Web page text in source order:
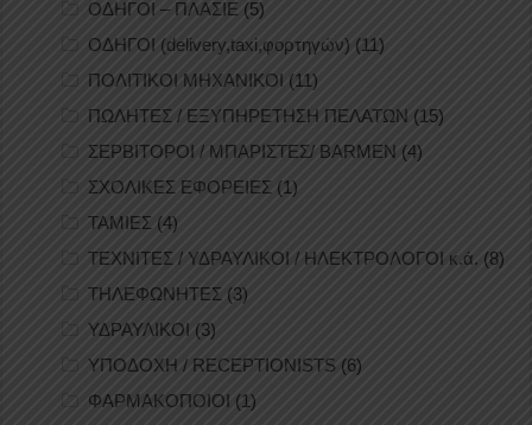
ΟΔΗΓΟΙ – ΠΛΑΣΙΕ (5)
ΟΔΗΓΟΙ (delivery,taxi,φορτηγών) (11)
ΠΟΛΙΤΙΚΟΙ ΜΗΧΑΝΙΚΟΙ (11)
ΠΩΛΗΤΕΣ / ΕΞΥΠΗΡΕΤΗΣΗ ΠΕΛΑΤΩΝ (15)
ΣΕΡΒΙΤΟΡΟΙ / ΜΠΑΡΙΣΤΕΣ/ BARMEN (4)
ΣΧΟΛΙΚΕΣ ΕΦΟΡΕΙΕΣ (1)
ΤΑΜΙΕΣ (4)
ΤΕΧΝΙΤΕΣ / ΥΔΡΑΥΛΙΚΟΙ / ΗΛΕΚΤΡΟΛΟΓΟΙ κ.ά. (8)
ΤΗΛΕΦΩΝΗΤΕΣ (3)
ΥΔΡΑΥΛΙΚΟΙ (3)
ΥΠΟΔΟΧΗ / RECEPTIONISTS (6)
ΦΑΡΜΑΚΟΠΟΙΟΙ (1)